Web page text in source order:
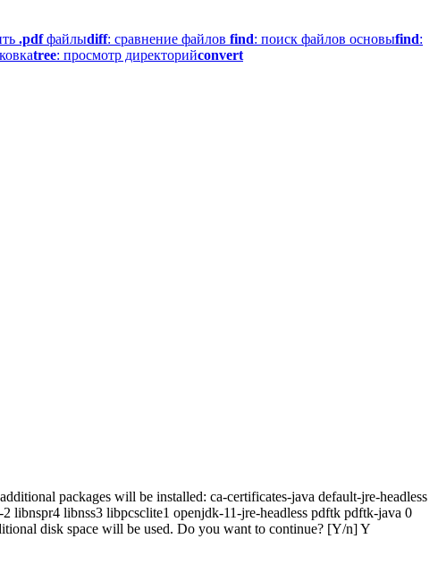
.pdfфайлыdiff: сравнение файлов find: поиск файлов основыfind:
tree: просмотр директорийconvert
packages will be installed: ca-certificates-java default-jre-headless
libnss3 libpcsclite1 openjdk-11-jre-headless pdftk pdftk-java 0
disk space will be used. Do you want to continue? [Y/n] Y